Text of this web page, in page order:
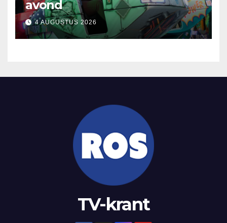
avond
4 AUGUSTUS 2026
TV-krant